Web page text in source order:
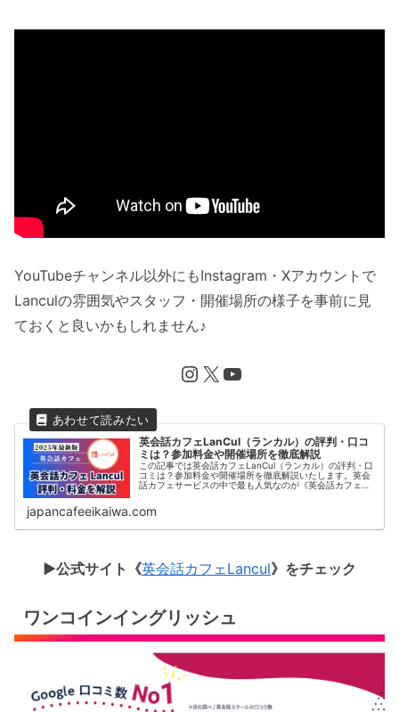
YouTubeチャンネル以外にもInstagram・Xアカウントで
Lanculの雰囲気やスタッフ・開催場所の様子を事前に見
ておくと良いかもしれません♪
Instagram
X YouTube
英会話カフェLanCul（ランカル）の評判・口コ
ミは？参加料金や開催場所を徹底解説
この記事では英会話カフェLanCul（ランカル）の評判・口
コミは？参加料金や開催場所を徹底解説いたします。英会
話カフェサービスの中で最も人気なのが《英会話カフェ
japancafeeikaiwa.com
▶︎公式サイト《英会話カフェLancul》をチェック
ワンコインイングリッシュ